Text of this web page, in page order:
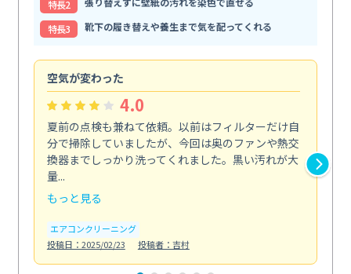
特⻑2
特⻑3
靴下の履き替えや養生まで気を配ってくれる
空気が変わった
4.0
夏前の点検も兼ねて依頼。以前はフィルターだけ自
分で掃除していましたが、今回は奥のファンや熱交
換器までしっかり洗ってくれました。黒い汚れが大
量...
もっと見る
エアコンクリーニング
投稿日：2025/02/23
投稿者：吉村